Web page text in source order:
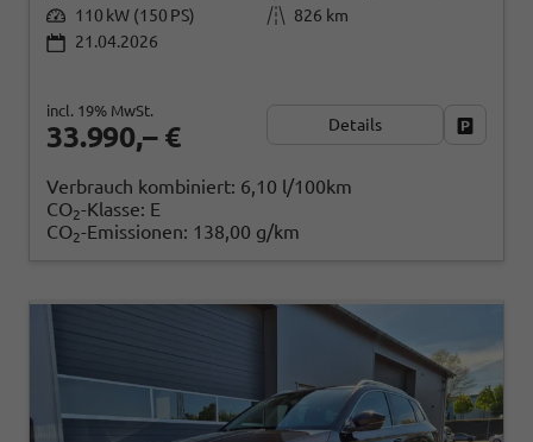
110 kW (150 PS)
826 km
21.04.2026
33.990,– €
incl. 19% MwSt.
Details
Verbrauch kombiniert: 6,10 l/100km
CO2-Klasse: E
CO2-Emissionen: 138,00 g/km